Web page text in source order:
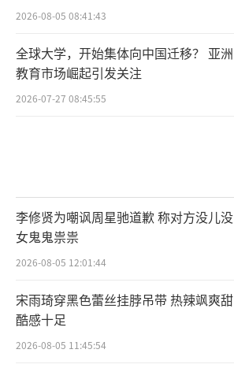
2026-08-05 08:41:43
全球大学，开始集体向中国迁移？ 亚洲
教育市场崛起引发关注
2026-07-27 08:45:55
李修贤为嘲讽周星驰道歉 称对方没儿没
女鬼鬼祟祟
2026-08-05 12:01:44
宋雨琦穿黑色蕾丝挂脖吊带 热辣飒爽甜
酷感十足
2026-08-05 11:45:54